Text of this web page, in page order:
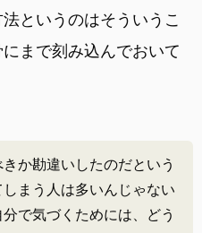
というのはそういうこ
まで刻み込んでおいて
か勘違いしたのだという
まう人は多いんじゃない
で気づくためには、どう